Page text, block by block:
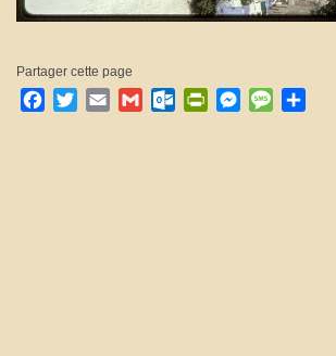
Partager cette page
Facebook
TwitterEmail GmailOutlook.com
PrintFriendly
Messenger
Message